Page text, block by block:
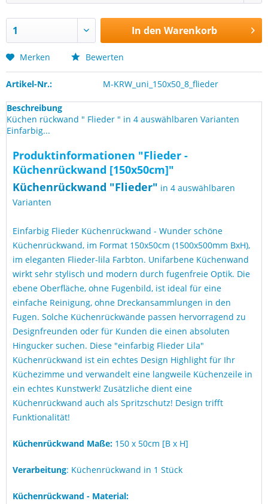
In den Warenkorb
Merken Bewerten
Artikel-Nr.: M-KRW_uni_150x50_8_flieder
Beschreibung
Küchen rückwand " Flieder " in 4 auswählbaren Varianten
Einfarbig...
Produktinformationen "Flieder -
Küchenrückwand [150x50cm]"
Küchenrückwand "Flieder" in 4 auswählbaren
Varianten
Einfarbig Flieder Küchenrückwand - Wunder schöne
Küchenrückwand, im Format 150x50cm (1500x500mm BxH),
im eleganten Flieder-lila Farbton. Unifarbene Küchenwand
wirkt sehr stylisch und modern durch fugenfreie Optik. Die
ebene Oberfläche, ohne Fugenbild, ist ideal für eine
einfache Reinigung, ohne Dreckansammlungen in den
Fugen. Solche Küchenrückwände passen hervorragend zu
Designfreunden oder für Kunden die einen absoluten
Hingucker suchen. Diese "einfarbig Flieder Lila"
Küchenrückwand ist ein echtes Design Highlight für Ihr
Küchezimme und verwandelt eine langweile Küchenzeile in
ein echtes Kunstwerk! Zusätzliche dient eine
Küchenrückwand auch als Spritzschutz! Design trifft
Funktionalität!
Küchenrückwand Maße: 150 x 50cm [B x H]
Verarbeitung: Küchenrückwand in 1 Stück
Küchenrückwand - Material: